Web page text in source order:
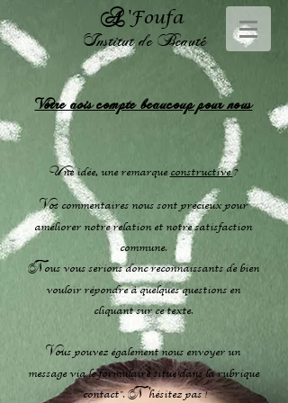
A'Foufa
Institut de Beauté
Votre avis compte beaucoup pour nous
Une idée, une remarque constructive?
Vos commentaires nous sont précieux pour
améliorer notre relation et notre satisfaction
commune.
Nous vous serions donc reconnaissants de bien
vouloir répondre à quelques questions en
cliquant sur ce texte.
Vous pouvez également nous envoyer un
message via le formulaire situé dans la rubrique
"contact".N 'hésitez pas !